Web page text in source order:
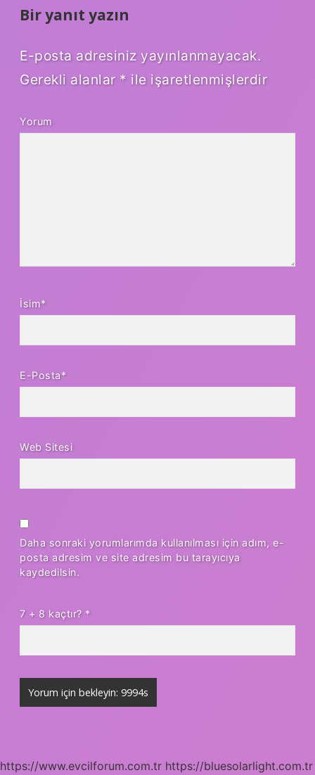
Bir yanıt yazın
E-posta adresiniz yayınlanmayacak.
Gerekli alanlar * ile işaretlenmişlerdir
Yorum
İsim*
E-Posta*
Web Sitesi
Daha sonraki yorumlarımda kullanılması için adım, e-
posta adresim ve site adresim bu tarayıcıya
kaydedilsin.
7 + 8 kaçtır? *
https://www.evcilforum.com.tr https://bluesolarlight.com.tr